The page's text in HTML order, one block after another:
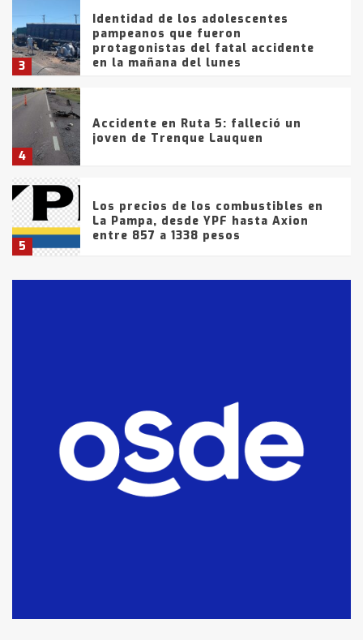
3
Identidad de los adolescentes
pampeanos que fueron
protagonistas del fatal accidente
en la mañana del lunes
4
Accidente en Ruta 5: falleció un
joven de Trenque Lauquen
5
Los precios de los combustibles en
La Pampa, desde YPF hasta Axion
entre 857 a 1338 pesos
fueron detenidos por
comercialización de drogas en la
tarde del sábado
T.Lauquen: se vendió el edificio de
lo que fue la planta Industrial del